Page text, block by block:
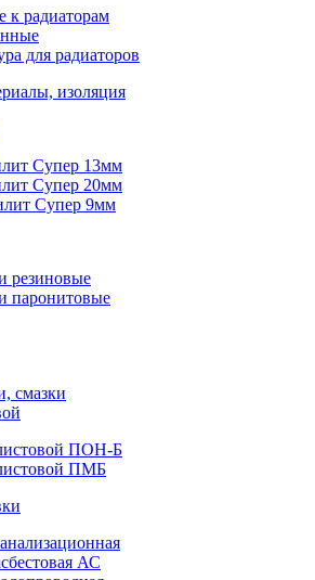
радиаторам
для радиаторов
изоляция
Супер 13мм
Супер 20мм
Супер 9мм
резиновые
паронитовые
смазки
ПОН-Б
ПМБ
АС